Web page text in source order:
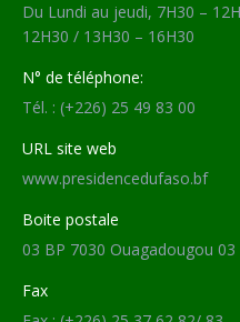
Du Lundi au jeudi, 7H30 –
12H30 / 13H30 – 16H30
N° de téléphone:
Tél. : (+226) 25 49 83 00
URL site web
www.presidencedufaso.bf
Boite postale
03 BP 7030 Ouagadougou 03
Fax